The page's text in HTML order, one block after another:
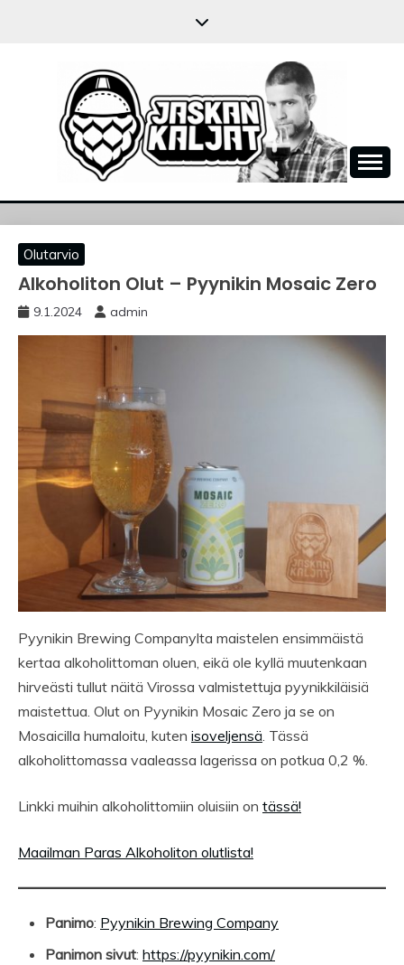
JASKANKALJAT
Olutarvio
Alkoholiton Olut – Pyynikin Mosaic Zero
9.1.2024 admin
Pyynikin Brewing Companylta maistelen ensimmäistä
kertaa alkoholittoman oluen, eikä ole kyllä muutenkaan
hirveästi tullut näitä Virossa valmistettuja pyynikkiläisiä
maistettua. Olut on Pyynikin Mosaic Zero ja se on
Mosaicilla humaloitu, kuten isoveljensä. Tässä
alkoholittomassa vaaleassa lagerissa on potkua 0,2 %.
Linkki muihin alkoholittomiin oluisiin on tässä!
Maailman Paras Alkoholiton olutlista!
Panimo: Pyynikin Brewing Company
Panimon sivut: https://pyynikin.com/